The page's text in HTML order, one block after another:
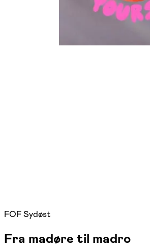
FOF Sydøst
Fra madøre til madro